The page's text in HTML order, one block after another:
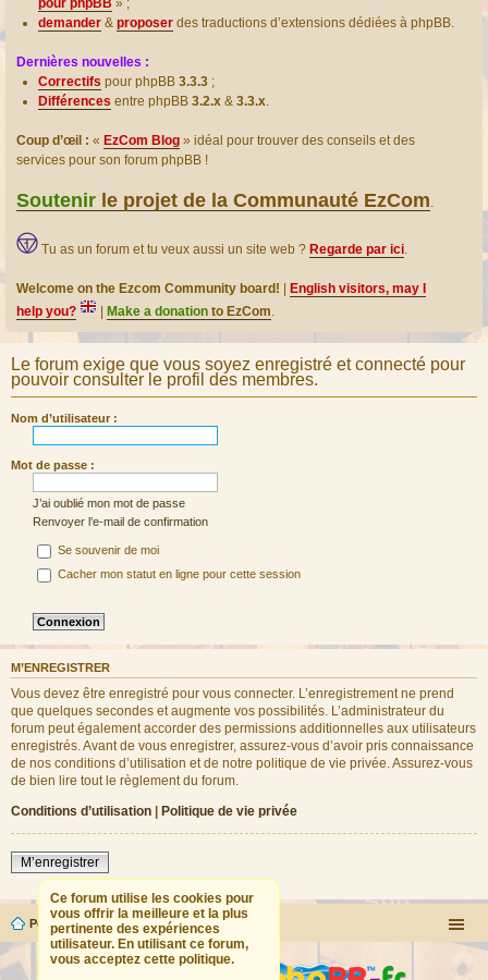
pour phpBB » ;
demander & proposer des traductions d’extensions dédiées à phpBB.
Dernières nouvelles :
Correctifs pour phpBB 3.3.3 ;
Différences entre phpBB 3.2.x & 3.3.x.
Coup d’œil : « EzCom Blog » idéal pour trouver des conseils et des
services pour son forum phpBB !
Soutenir le projet de la Communauté EzCom.
Tu as un forum et tu veux aussi un site web ? Regarde par ici.
Welcome on the Ezcom Community board!
English visitors, may I
help you?
Make a donation to EzCom.
Le forum exige que vous soyez enregistré et connecté pour
pouvoir consulter le profil des membres.
Nom d’utilisateur :
Mot de passe :
J’ai oublié mon mot de passe
Renvoyer l’e-mail de confirmation
Se souvenir de moi
Cacher mon statut en ligne pour cette session
M’ENREGISTRER
Vous devez être enregistré pour vous connecter. L’enregistrement ne prend
que quelques secondes et augmente vos possibilités. L’administrateur du
forum peut également accorder des permissions additionnelles aux utilisateurs
enregistrés. Avant de vous enregistrer, assurez-vous d’avoir pris connaissance
de nos conditions d’utilisation et de notre politique de vie privée. Assurez-vous
de bien lire tout le règlement du forum.
Conditions d’utilisation | Politique de vie privée
M’enregistrer
Ce forum utilise les cookies pour
vous offrir la meilleure et la plus
pertinente des expériences
utilisateur. En utilisant ce forum,
vous acceptez cette politique.
Portail Forum